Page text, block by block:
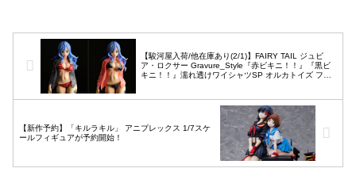
【駿河屋入荷/他在庫あり(2/1)】FAIRY TAIL ジュビ
ア・ロクサー Gravure_Style『赤ビキニ！！』『黒ビ
キニ！！』濡れ透けワイシャツSP オルカトイズ フィ
【新作予約】「キルラキル」 アニプレックス 1/7スケ
ールフィギュアが予約開始！